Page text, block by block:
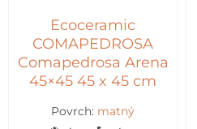
Ecoceramic
COMAPEDROSA
Comapedrosa Arena
45×45 45 x 45 cm
Povrch: matný